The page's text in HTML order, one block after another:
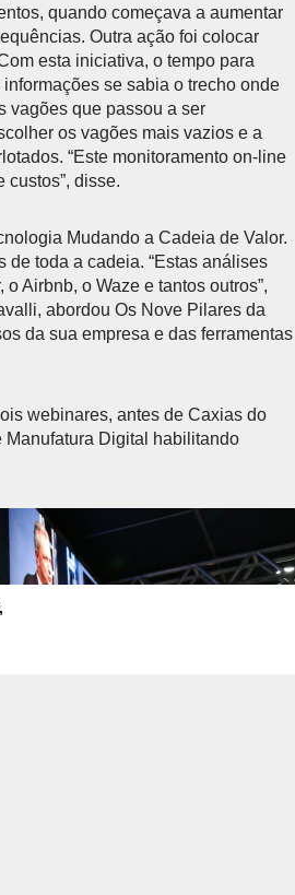
quando começava a aumentar
Outra ação foi colocar
esta iniciativa, o tempo para
se sabia o trecho onde
vagões que passou a ser
os vagões mais vazios e a
“Este monitoramento on-line
disse.
Mudando a Cadeia de Valor.
de toda a cadeia. “Estas análises
Airbnb, o Waze e tantos outros”,
abordou Os Nove Pilares da
da sua empresa e das ferramentas
webinares, antes de Caxias do
Manufatura Digital habilitando